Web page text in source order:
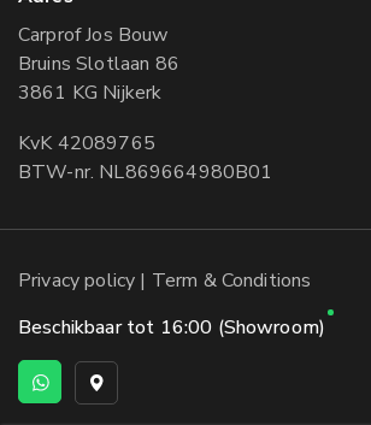
Carprof Jos Bouw
Bruins Slotlaan 86
3861 KG Nijkerk
KvK 42089765
BTW-nr. NL869664980B01
Privacy policy | Term & Conditions
Beschikbaar tot 16:00 (Showroom)